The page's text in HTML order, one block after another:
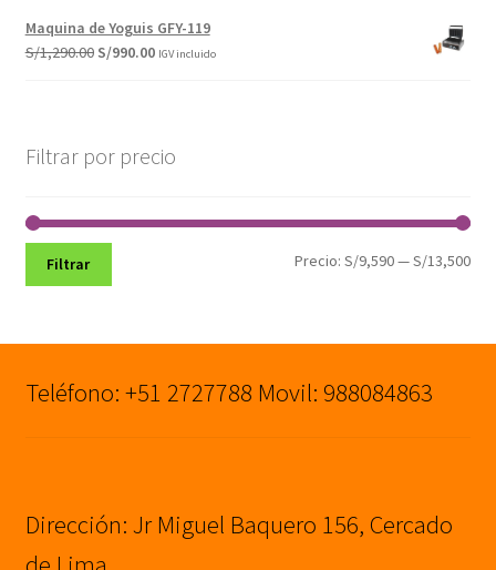
original
era:
actual
Maquina de Yoguis GFY-119
S/1,290.00 El
S/1,290.00.
S/990.00El
S/990.00.
IGV incluido
Filtrar por precio
Filtrar Precio:S/9,590—S/13,500
Teléfono: +51 2727788 Movil: 988084863
Dirección: Jr Miguel Baquero 156, Cercado